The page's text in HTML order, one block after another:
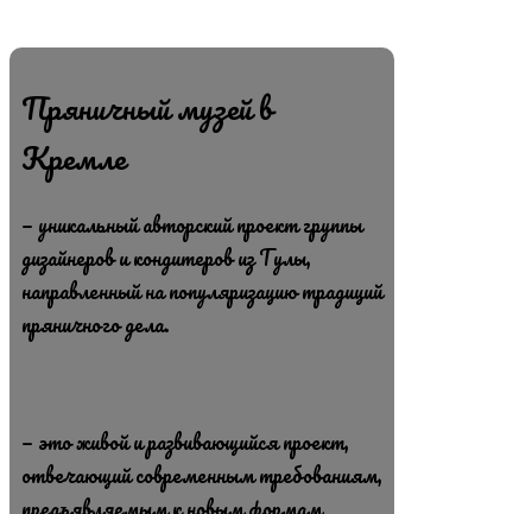
Пряничный музей в
Кремле
— уникальный авторский проект группы
дизайнеров и кондитеров из Тулы,
направленный на популяризацию традиций
пряничного дела.
— это живой и развивающийся проект,
отвечающий современным требованиям,